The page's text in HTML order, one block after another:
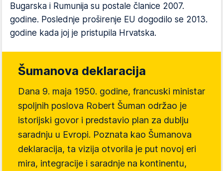
Bugarska i Rumunija su postale članice 2007.
godine. Poslednje proširenje EU dogodilo se 2013.
godine kada joj je pristupila Hrvatska.
Šumanova deklaracija
Dana 9. maja 1950. godine, francuski ministar
spoljnih poslova Robert Šuman održao je
istorijski govor i predstavio plan za dublju
saradnju u Evropi. Poznata kao Šumanova
deklaracija, ta vizija otvorila je put novoj eri
mira, integracije i saradnje na kontinentu,